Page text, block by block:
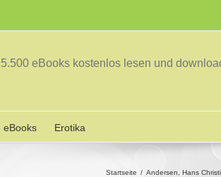
eBooks kostenlos lesen und
eBooks Erotika
Startseite Andersen, Hans